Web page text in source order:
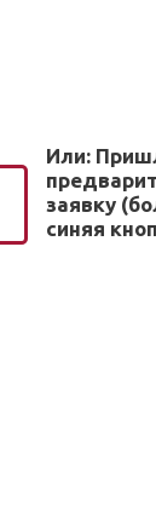
Или:
заявку
синяя